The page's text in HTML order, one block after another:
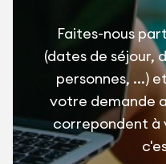
Faites-nous
(dates de séjour,
personnes, ...)
votre demande
correpondent à